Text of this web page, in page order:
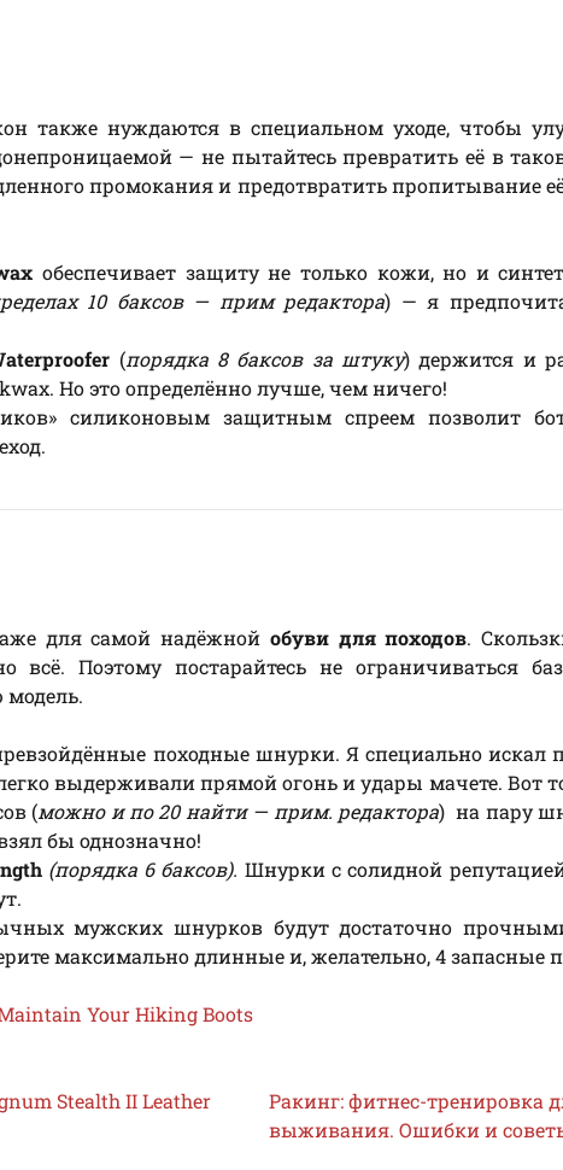
также нуждаются в специальном уходе, чтобы
— не пытайтесь превратить её в
промокания и предотвратить пропитывание
обеспечивает защиту не только кожи, но и
10 баксов — прим редактора) — я
(порядка 8 баксов за штуку) держится и
Но это определённо лучше, чем ничего!
силиконовым защитным спреем позволит
для самой надёжной обуви для походов.
Поэтому постарайтесь не ограничиваться
модель.
походные шнурки. Я специально искал
выдерживали прямой огонь и удары мачете. Вот
(можно и по 20 найти — прим. редактора) на пару
бы однозначно!
(порядка 6 баксов). Шнурки с солидной
мужских шнурков будут достаточно
максимально длинные и, желательно, 4 запасные
Your Hiking Boots
Stealth II Leather
Ракинг: фитнес-тренировка
выживания. Ошибки и